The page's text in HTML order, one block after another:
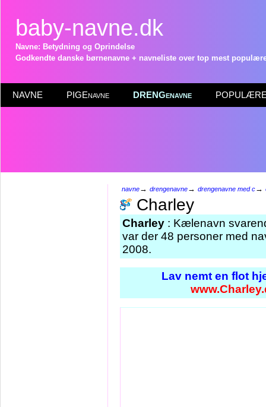
baby-navne.dk
Navne: Betydning og Oprindelse
Godkendte danske børnenavne + navneliste over top mest
NAVNE PIGEnavne DRENGenavne POPULÆRE
navne→ drengenavne→ drengenavne med c→
Charley
Charley : Kælenavn
var der 48 personer med
2008.
Lav nemt en flot